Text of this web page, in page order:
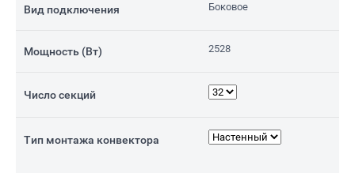
Вид подключения Боковое
Мощность (Вт) 2528
Число секций
Тип монтажа конвектора